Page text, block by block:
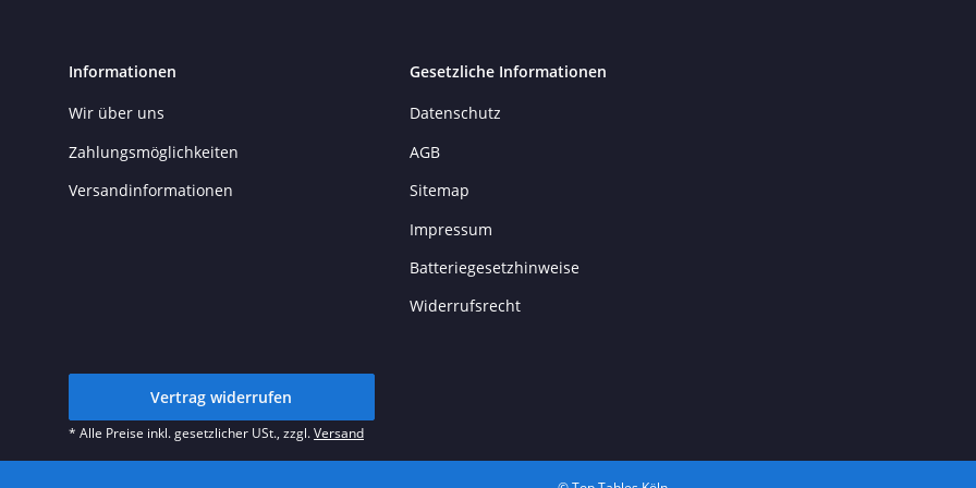
Informationen
Wir über uns
Zahlungsmöglichkeiten
Versandinformationen
Gesetzliche Informationen
Datenschutz
AGB
Sitemap
Impressum
Batteriegesetzhinweise
Widerrufsrecht
Vertrag widerrufen
* Alle Preise inkl. gesetzlicher USt., zzgl.Versand